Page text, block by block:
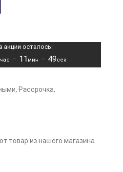
акции осталось:
час – 11 мин – 49сек
Рассрочка,
товар из нашего магазина